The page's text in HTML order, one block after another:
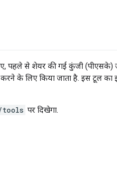
पहले से शेयर की गई कुंजी (पीएसके)
करने के लिए किया जाता है. इस टूल
पर दिखेगा.